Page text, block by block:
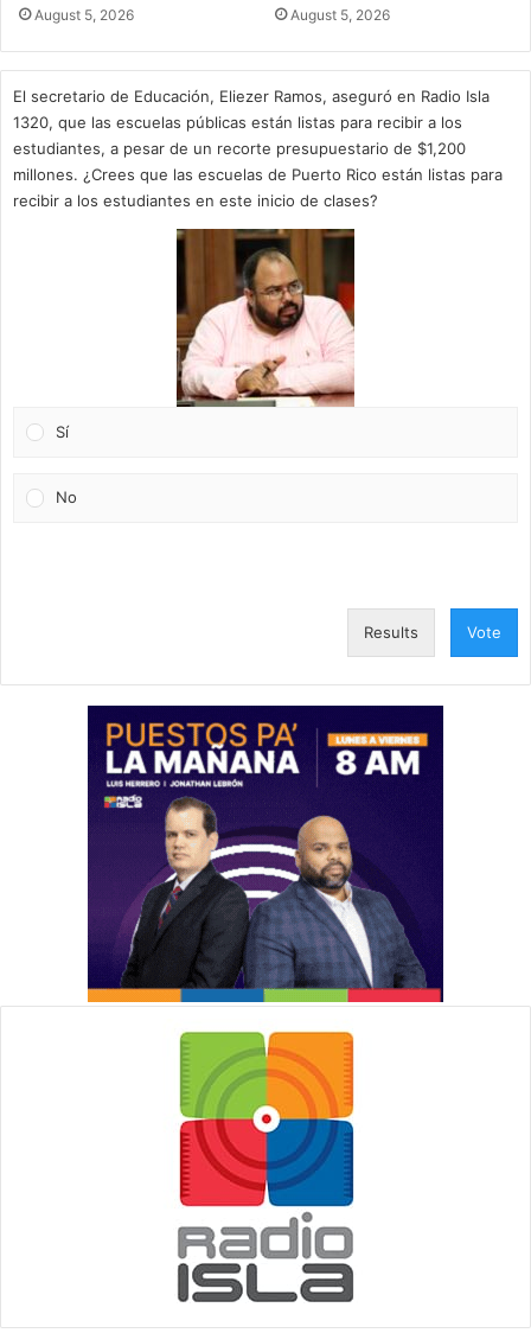
August 5, 2026 August 5, 2026
El secretario de Educación, Eliezer Ramos, aseguró en Radio Isla
1320, que las escuelas públicas están listas para recibir a los
estudiantes, a pesar de un recorte presupuestario de $1,200
millones. ¿Crees que las escuelas de Puerto Rico están listas para
recibir a los estudiantes en este inicio de clases?
Sí
No
Results Vote